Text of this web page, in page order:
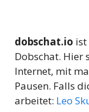
dobschat.io ist
Dobschat. Hier
Internet, mit
Pausen. Falls
arbeitet: Leo